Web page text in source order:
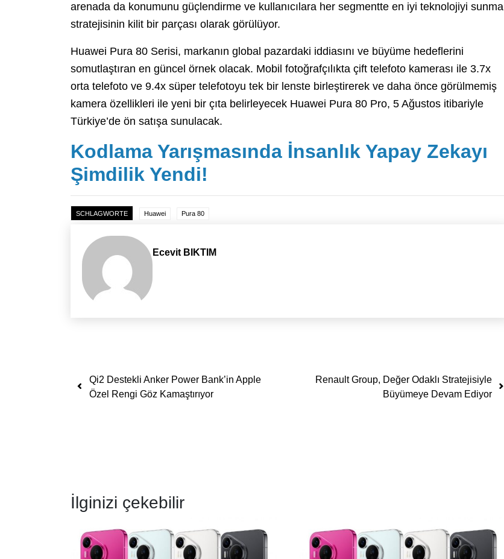
arenada da konumunu güçlendirme ve kullanıcılara her segmentte en iyi teknolojiyi sunma
stratejisinin kilit bir parçası olarak görülüyor.
Huawei Pura 80 Serisi, markanın global pazardaki iddiasını ve büyüme hedeflerini
somutlaştıran en güncel örnek olacak. Mobil fotoğrafçılıkta çift telefoto kamerası ile 3.7x
orta telefoto ve 9.4x süper telefotoyu tek bir lenste birleştirerek ve daha önce görülmemiş
kamera özellikleri ile yeni bir çıta belirleyecek Huawei Pura 80 Pro, 5 Ağustos itibariyle
Türkiye’de ön satışa sunulacak.
Kodlama Yarışmasında İnsanlık Yapay Zekayı
Şimdilik Yendi!
SCHLAGWORTE Huawei Pura 80
Ecevit BIKTIM
Yazı dolaşımı
Qi2 Destekli Anker Power Bank’in Apple
Özel Rengi Göz Kamaştırıyor
Renault Group, Değer Odaklı Stratejisiyle
Büyümeye Devam Ediyor
İlginizi çekebilir